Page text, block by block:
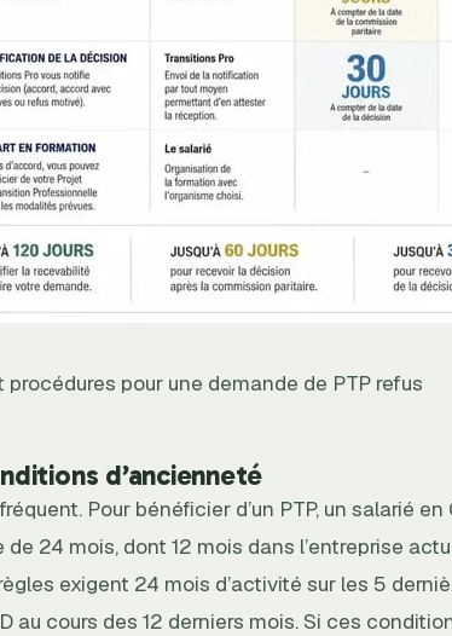
pour une demande de PTP refus
d’ancienneté
Pour bénéficier d’un PTP, un salarié en
24 mois, dont 12 mois dans l’entreprise
exigent 24 mois d’activité sur les 5
au cours des 12 derniers mois. Si ces